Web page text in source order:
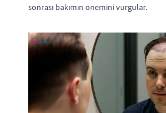
sonrası bakımın önemini vurgular.